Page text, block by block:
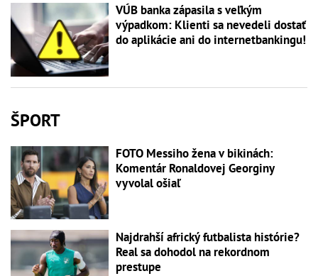
VÚB banka zápasila s veľkým
výpadkom: Klienti sa nevedeli dostať
do aplikácie ani do internetbankingu!
ŠPORT
FOTO Messiho žena v bikinách:
Komentár Ronaldovej Georginy
vyvolal ošiaľ
Najdrahší africký futbalista histórie?
Real sa dohodol na rekordnom
prestupe